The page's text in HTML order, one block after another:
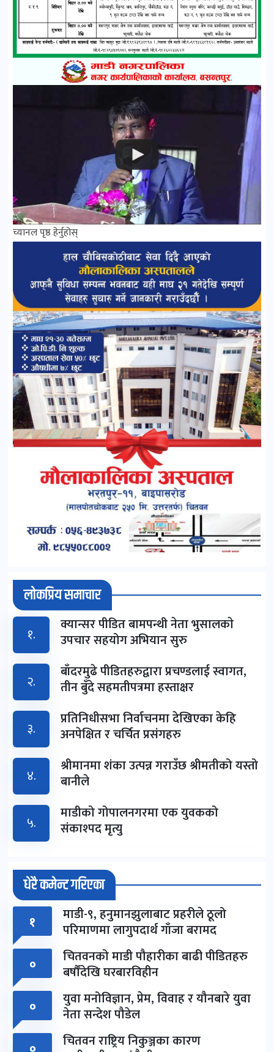
च्यानल पृष्ठ हेर्नुहोस्
लोकप्रिय समाचार
१. क्यान्सर पीडित बामपन्थी नेता भुसालकाे
उपचार सहयोग अभियान सुरु
२.
बाँदरमुढे पीडितहरुद्वारा प्रचण्डलाई स्वागत,
तीन बुँदे सहमतीपत्रमा हस्ताक्षर
३.
प्रतिनिधीसभा निर्वाचनमा देखिएका केहि
अनपेक्षित र चर्चित प्रसंगहरु
४.
श्रीमानमा शंका उत्पन्न गराउँछ श्रीमतीको यस्तो
बानीले
५.
माडीको गोपालनगरमा एक युवकको
संकाश्पद मृत्यु
धेरै कमेन्ट गरिएका
१ माडी-९, हनुमानझुलाबाट प्रहरीले ठूलो
परिमाणमा लागुपदार्थ गाँजा बरामद
०
चितवनको माडी पौहारीका बाढी पीडितहरु
बर्षौंदेखि घरबारविहीन
०
युवा मनोविज्ञान, प्रेम, विवाह र यौनबारे युवा
नेता सन्देश पौडेल
चितवन राष्ट्रिय निकुञ्जका कारण